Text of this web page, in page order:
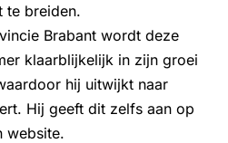
te breiden.
Brabant wordt deze
klaarblijkelijk in zijn groei
hij uitwijkt naar
Hij geeft dit zelfs aan op
website.